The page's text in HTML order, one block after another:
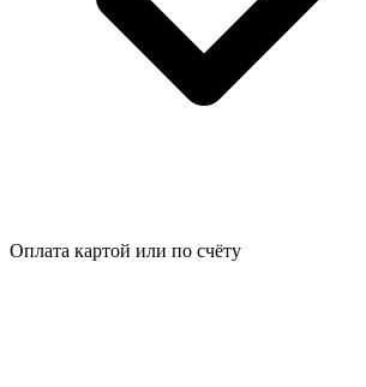
Оплата картой или по счёту